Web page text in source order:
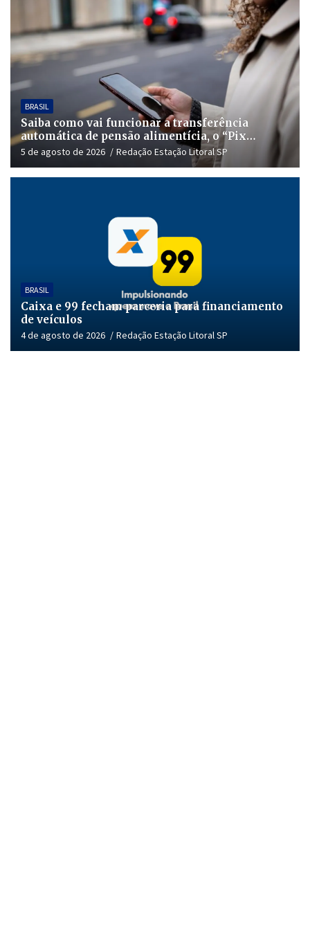
BRASIL
Saiba como vai funcionar a transferência
automática de pensão alimentícia, o “Pix
Pensão”
5 de agosto de 2026 Redação Estação Litoral SP
BRASIL
Caixa e 99 fecham parceria para financiamento
de veículos
4 de agosto de 2026 Redação Estação Litoral SP